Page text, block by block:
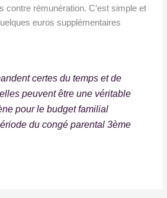
contre rémunération. C’est simple et
euros supplémentaires
certes du temps et de
peuvent être une véritable
pour le budget familial
du congé parental 3ème